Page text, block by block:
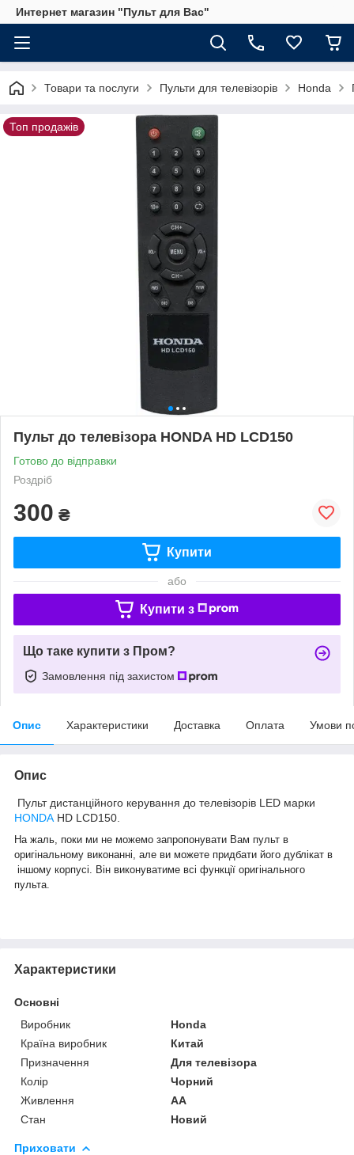
Интернет магазин "Пульт для Вас"
Товари та послуги Пульти для телевізорів Honda
Топ продажів
Пульт до телевізора HONDA HD LCD150
Готово до відправки
Роздріб
300 ₴
Купити
або
Купити з
Що таке купити з Пром?
Замовлення під захистом
Опис Характеристики Доставка Оплата Умови
Опис
Пульт дистанційного керування до телевізорів LED марки
HONDA HD LCD150.
На жаль, поки ми не можемо запропонувати Вам пульт в
оригінальному виконанні, але ви можете придбати його дублікат в
іншому корпусі. Він виконуватиме всі функції оригінального
пульта.
Характеристики
Основні
Виробник
Honda
Країна виробник
Китай
Призначення
Для телевізора
Колір
Чорний
Живлення
AA
Стан
Новий
Приховати